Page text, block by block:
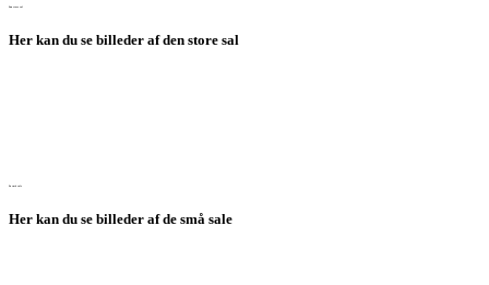
Her kan du se billeder af den store sal
Her kan du se billeder af de små sale